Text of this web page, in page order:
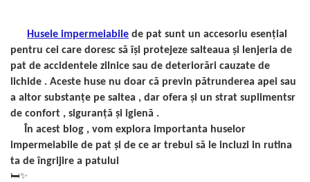
2 Persoane
Lenjerii De Pat Jacquard
Lenjerii De Pat Catifea
Lenjerii De Pat Cocolino
Set Lenjerie De Pat Blana
Artificiala De Iepure, 6 Piese, 2
Persoane
Set Lenjerie Pat Blanita Iepure, 6
Piese, Cu Pilota Inclusa
Husele impermeiabile de pat sunt un accesoriu esențial
pentru cei care doresc să își protejeze salteaua și lenjeria de
pat de accidentele zilnice sau de deteriorări cauzate de
lichide . Aceste huse nu doar că previn pătrunderea apei sau
a altor substanțe pe saltea , dar ofera și un strat suplimentsr
de confort , siguranță și igienă .
În acest blog , vom explora importanta huselor
impermeiabile de pat și de ce ar trebui să le incluzi in rutina
ta de îngrijire a patului
🛏️✨